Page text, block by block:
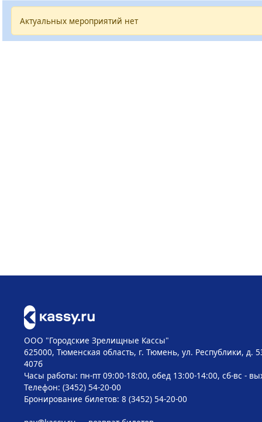
Актуальных мероприятий нет
ООО "Городские Зрелищные Кассы"
625000, Тюменская область, г. Тюмень, ул. Республики, д.
407б
Часы работы: пн-пт 09:00-18:00, обед 13:00-14:00, сб-вс -
Телефон: (3452) 54-20-00
Бронирование билетов: 8 (3452) 54-20-00